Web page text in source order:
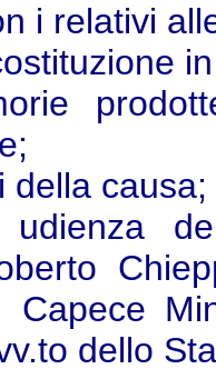
i relativi
della causa;
udienza
Capece
dello